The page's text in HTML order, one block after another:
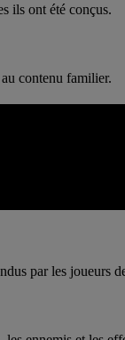
ils ont été conçus.
contenu familier.
par les joueurs